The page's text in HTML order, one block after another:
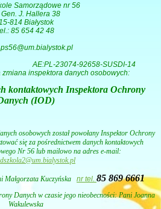
Samorządowe nr 56
J. Hallera 38
15-814 Białystok
85 654 42 48
23074-92658-SUSDI-14
zmiana inspektora danych osobowych:
kontaktowych Inspektora Ochrony
(IOD)
osobowych został powołany Inspektor Ochrony
się za pośrednictwem danych kontaktowych
Nr 56 lub mailowo na adres e-mail:
Małgorzata Kuczyńska nr tel. 85 869 6661
Danych w czasie jego nieobecności: Pani Joanna
Wakulewska